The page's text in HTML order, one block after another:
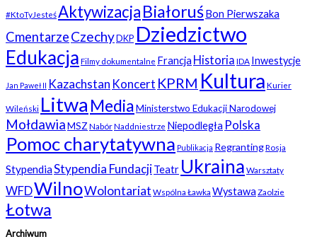
#KtoTyJesteśAktywizacjaBiałoruśBon Pierwszaka
CmentarzeCzechyDKP Dziedzictwo
Edukacja Filmy dokumentalne Francja Historia IDA Inwestycje
Jan Paweł II Kazachstan Koncert KPRM Kultura Kurier
Wileński Litwa MediaMinisterstwo Edukacji Narodowej
MołdawiaMSZ NabórNaddniestrze Niepodległa Polska
Pomoc charytatywna Publikacja RegrantingRosja
StypendiaStypendia FundacjiTeatr Ukraina Warsztaty
WFDWilnoWolontariat Wspólna Ławka Wystawa Zaolzie
Łotwa
Archiwum